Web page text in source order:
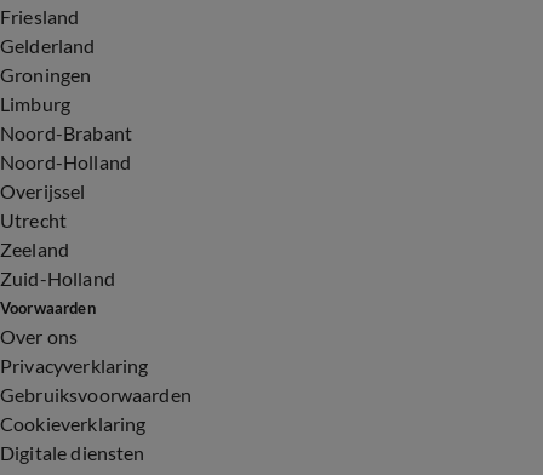
Friesland
Gelderland
Groningen
Limburg
Noord-Brabant
Noord-Holland
Overijssel
Utrecht
Zeeland
Zuid-Holland
Voorwaarden
Over ons
Privacyverklaring
Gebruiksvoorwaarden
Cookieverklaring
Digitale diensten